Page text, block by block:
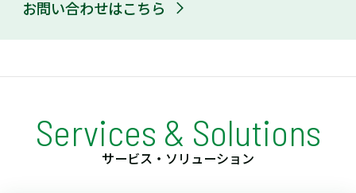
お問い合わせはこちら
Services & Solutions
サービス・ソリューション